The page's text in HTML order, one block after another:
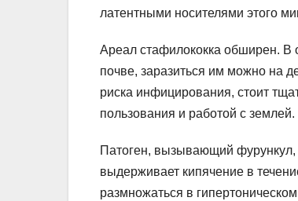
латентными носителями этого
Ареал стафилококка обширен. В
почве, заразиться им можно на
риска инфицирования, стоит
пользования и работой с землей.
Патоген, вызывающий
выдерживает кипячение в
размножаться в